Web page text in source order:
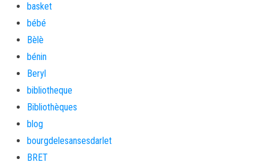
basket
bébé
Bèlè
bénin
Beryl
bibliotheque
Bibliothèques
blog
bourgdelesansesdarlet
BRET